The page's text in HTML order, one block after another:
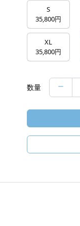
S
35,800円
XL
35,800円
数量